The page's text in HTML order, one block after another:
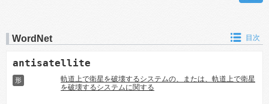
WordNet 目次
antisatellite
形
軌道上で衛星を破壊するシステムの、または、軌道上で衛星
を破壊するシステムに関する